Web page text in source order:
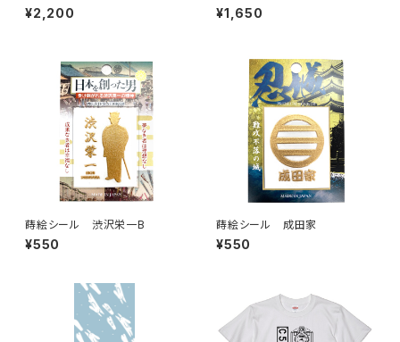
¥2,200 ¥1,650
蒔絵シール 渋沢栄一B
¥550
蒔絵シール 成田家
¥550